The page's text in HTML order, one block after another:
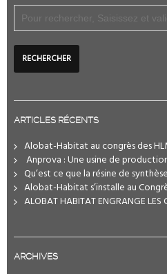
ARTICLES RÉCENTS
Alobat-Habitat au congrès des
Anprova : Une usine de
Qu’est ce que la résine de
Alobat-Habitat s’installe au
ALOBAT HABITAT ENGRANGE LES
ARCHIVES